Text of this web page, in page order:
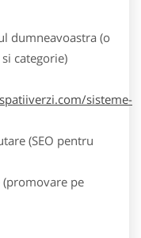
dumneavoastra (o
categorie)
sisteme-
(SEO pentru
(promovare pe